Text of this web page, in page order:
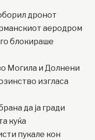
дронот
аеродром
блокираше
Могила и Долнени
изгласа
да ја гради
куќа
пукале кон